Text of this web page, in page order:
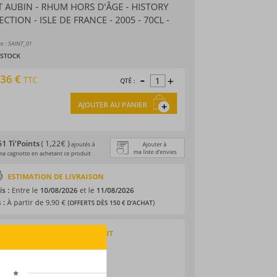
AUBIN - RHUM HORS D'ÂGE - HISTORY
- ISLE DE FRANCE - 2005 - 70CL -
: SAINT_01
€ TTC QTÉ : - +
AJOUTER AU PANIER
Ajouter à
ma liste d’envies
Ti'Points( 1,22€ )ajoutés à
cagnotte en achetant ce produit
ESTIMATION DE LIVRAISON
: Entre le 10/08/2026et le 11/08/2026
: À partir de 9,90 € (OFFERTS DÈS 150 € D’ACHAT)
CARACTÉRISTIQUES DU PRODUIT
d’alcool :Rhum agricole
:
Colonne